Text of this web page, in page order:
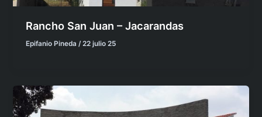
Rancho San Juan – Jacarandas
Epifanio Pineda/22 julio 25